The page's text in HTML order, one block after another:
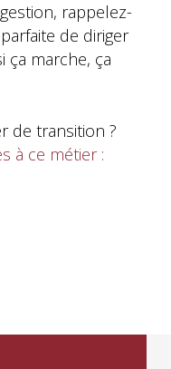
rappelez-
de diriger
ça marche, ça
de transition ?
à ce métier :